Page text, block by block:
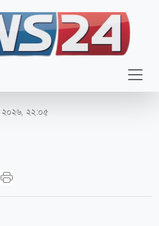
পলাশ মণি দাসের
২০২৬, ২২:০৫